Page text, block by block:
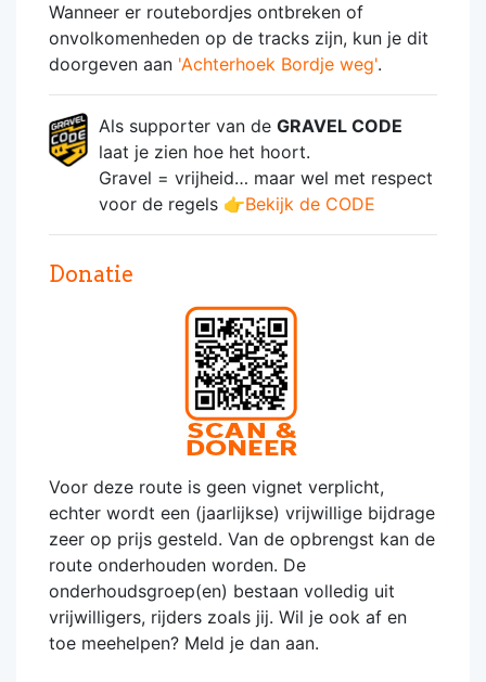
Wanneer er routebordjes ontbreken of
onvolkomenheden op de tracks zijn, kun je dit
doorgeven aan 'Achterhoek Bordje weg'.
Als supporter van de GRAVEL CODE
laat je zien hoe het hoort.
Gravel = vrijheid… maar wel met respect
voor de regels 👉Bekijk de CODE
Donatie
Voor deze route is geen vignet verplicht,
echter wordt een (jaarlijkse) vrijwillige bijdrage
zeer op prijs gesteld. Van de opbrengst kan de
route onderhouden worden. De
onderhoudsgroep(en) bestaan volledig uit
vrijwilligers, rijders zoals jij. Wil je ook af en
toe meehelpen? Meld je dan aan.